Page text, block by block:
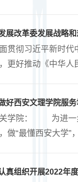
，项目团队负责人
了学....
贯彻习近平新时代
更好推动《中华人
课题研究单位。具
研....
学院： 为进一
做“最懂西安大学”
多出成果、出好成